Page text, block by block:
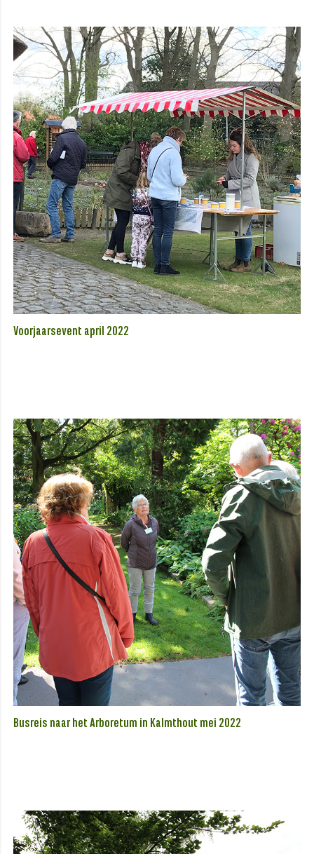
Voorjaarsevent april 2022
Busreis naar het Arboretum in Kalmthout mei 2022